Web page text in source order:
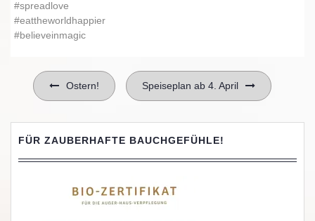
#spreadlove
#eattheworldhappier
#believeinmagic
Beitragsnavigation
Ostern! Speiseplan ab 4. April
FÜR ZAUBERHAFTE BAUCHGEFÜHLE!